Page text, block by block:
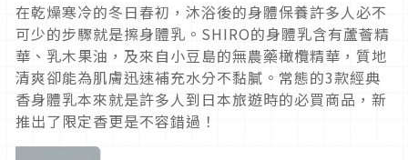
在乾燥寒冷的冬日春初，沐浴後的身體保養許多人必不
可少的步驟就是擦身體乳。 SHIRO的身體乳含有蘆薈精
華、乳木果油，及來自小豆島的無農藥橄欖精華，質地
清爽卻能為肌膚迅速補充水分不黏膩。常態的3款經典
香身體乳本來就是許多人到日本旅遊時的必買商品，新
推出了限定香更是不容錯過！